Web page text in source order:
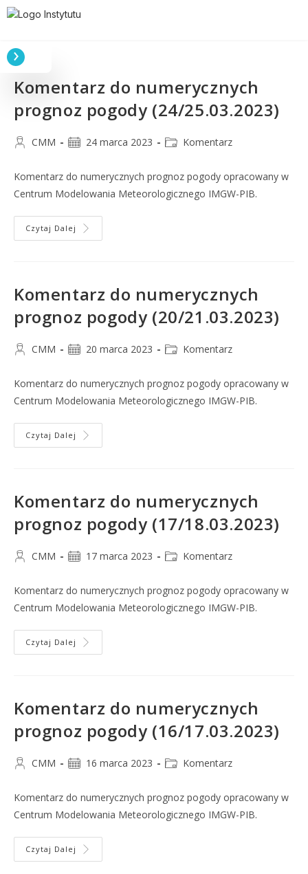
Komentarz do numerycznych
prognoz pogody (24/25.03.2023)
CMM 24 marca 2023 Komentarz
Komentarz do numerycznych prognoz pogody opracowany w
Centrum Modelowania Meteorologicznego IMGW-PIB.
Czytaj Dalej
Komentarz do numerycznych
prognoz pogody (20/21.03.2023)
CMM 20 marca 2023 Komentarz
Komentarz do numerycznych prognoz pogody opracowany w
Centrum Modelowania Meteorologicznego IMGW-PIB.
Czytaj Dalej
Komentarz do numerycznych
prognoz pogody (17/18.03.2023)
CMM 17 marca 2023 Komentarz
Komentarz do numerycznych prognoz pogody opracowany w
Centrum Modelowania Meteorologicznego IMGW-PIB.
Czytaj Dalej
Komentarz do numerycznych
prognoz pogody (16/17.03.2023)
CMM 16 marca 2023 Komentarz
Komentarz do numerycznych prognoz pogody opracowany w
Centrum Modelowania Meteorologicznego IMGW-PIB.
Czytaj Dalej